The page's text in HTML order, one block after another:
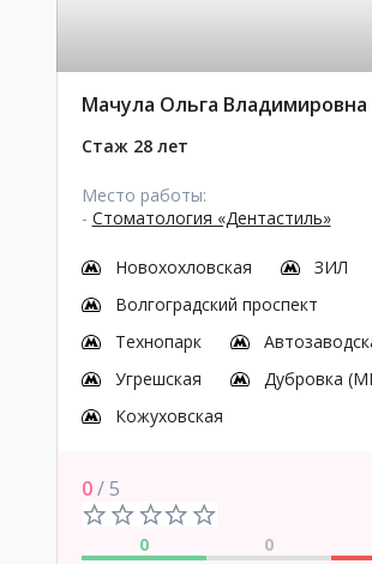
Мачула Ольга Владимировна
Стаж 28 лет
Место работы:
- Стоматология «Дентастиль»
Новохохловская
ЗИЛ
Волгоградский проспект
Технопарк
Угрешская
Дубровка
Кожуховская
0/ 5
0 0